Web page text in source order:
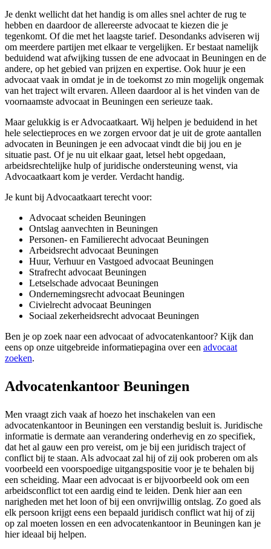
Je denkt wellicht dat het handig is om alles snel achter de rug te
hebben en daardoor de allereerste advocaat te kiezen die je
tegenkomt. Of die met het laagste tarief. Desondanks adviseren wij
om meerdere partijen met elkaar te vergelijken. Er bestaat namelijk
beduidend wat afwijking tussen de ene advocaat in Beuningen en de
andere, op het gebied van prijzen en expertise. Ook huur je een
advocaat vaak in omdat je in de toekomst zo min mogelijk ongemak
van het traject wilt ervaren. Alleen daardoor al is het vinden van de
voornaamste advocaat in Beuningen een serieuze taak.
Maar gelukkig is er Advocaatkaart. Wij helpen je beduidend in het
hele selectieproces en we zorgen ervoor dat je uit de grote aantallen
advocaten in Beuningen je een advocaat vindt die bij jou en je
situatie past. Of je nu uit elkaar gaat, letsel hebt opgedaan,
arbeidsrechtelijke hulp of juridische ondersteuning wenst, via
Advocaatkaart kom je verder. Verdacht handig.
Je kunt bij Advocaatkaart terecht voor:
Advocaat scheiden Beuningen
Ontslag aanvechten in Beuningen
Personen- en Familierecht advocaat Beuningen
Arbeidsrecht advocaat Beuningen
Huur, Verhuur en Vastgoed advocaat Beuningen
Strafrecht advocaat Beuningen
Letselschade advocaat Beuningen
Ondernemingsrecht advocaat Beuningen
Civielrecht advocaat Beuningen
Sociaal zekerheidsrecht advocaat Beuningen
Ben je op zoek naar een advocaat of advocatenkantoor? Kijk dan
eens op onze uitgebreide informatiepagina over een advocaat
zoeken.
Advocatenkantoor Beuningen
Men vraagt zich vaak af hoezo het inschakelen van een
advocatenkantoor in Beuningen een verstandig besluit is. Juridische
informatie is dermate aan verandering onderhevig en zo specifiek,
dat het al gauw een pro vereist, om je bij een juridisch traject of
conflict bij te staan. Als advocaat zal hij of zij ook proberen om als
voorbeeld een voorspoedige uitgangspositie voor je te behalen bij
een scheiding. Maar een advocaat is er bijvoorbeeld ook om een
arbeidsconflict tot een aardig eind te leiden. Denk hier aan een
narigheden met het loon of bij een onvrijwillig ontslag. Zo goed als
elk persoon krijgt eens een bepaald juridisch conflict wat hij of zij
op zal moeten lossen en een advocatenkantoor in Beuningen kan je
hier ideaal bij helpen.